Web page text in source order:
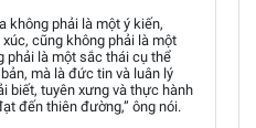
không phải là một ý kiến,
cũng không phải là một
phải là một sắc thái cụ thể
mà là đức tin và luân lý
biết, tuyên xưng và thực hành
đến thiên đường,” ông nói.